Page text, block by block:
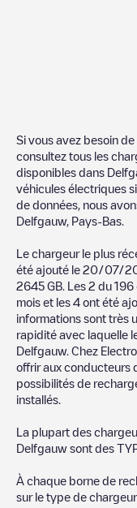
Si vous avez besoin
consultez tous les
disponibles dans
véhicules électriques
de données, nous
Delfgauw, Pays-Bas
Le chargeur le plus
été ajouté le 20/07/
2645 GB . Les 2 du 196
mois et les 4 ont été
informations sont très
rapidité avec laquelle
Delfgauw. Chez
offrir aux conducteurs
possibilités de
installés.
La plupart des
Delfgauw sont des
À chaque borne de
sur le type de